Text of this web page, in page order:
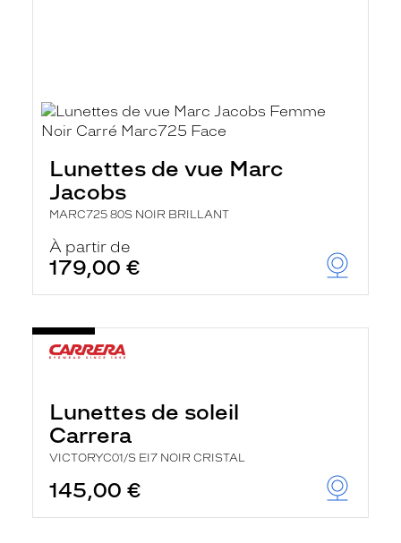
Lunettes de vue Marc
Jacobs
MARC725 80S NOIR BRILLANT
À partir de
179,00 €
Lunettes de soleil
Carrera
VICTORYC01/S EI7 NOIR CRISTAL
145,00 €